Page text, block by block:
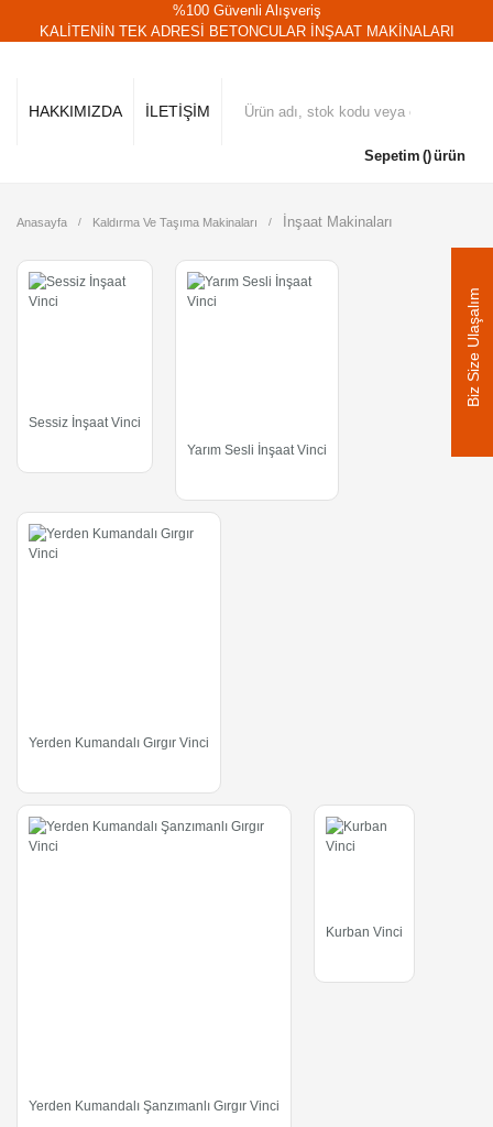
%100 Güvenli Alışveriş
KALİTENİN TEK ADRESİ BETONCULAR İNŞAAT MAKİNALARI
HAKKIMIZDA İLETİŞİM
Sepetim ürün
Anasayfa Kaldırma Ve Taşıma Makinaları İnşaat Makinaları
Sessiz İnşaat Vinci
Yarım Sesli İnşaat Vinci
Yerden Kumandalı Gırgır Vinci
Yerden Kumandalı Şanzımanlı Gırgır Vinci
Kurban Vinci
Biz Size Ulaşalım